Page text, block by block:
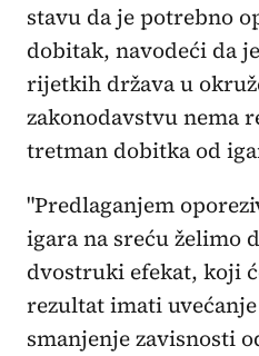
stavu da je potrebno
dobitak, navodeći da
rijetkih država u
zakonodavstvu nema
tretman dobitka od
"Predlaganjem
igara na sreću želimo
dvostruki efekat, koji
rezultat imati
smanjenje zavisnosti